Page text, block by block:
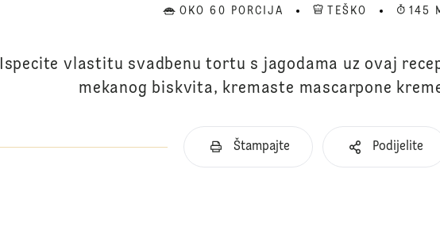
OKO 60 PORCIJA TEŠKO 145
Ispecite vlastitu svadbenu tortu s jagodama uz ovaj
mekanog biskvita, kremaste mascarpone
Štampajte Podijelite